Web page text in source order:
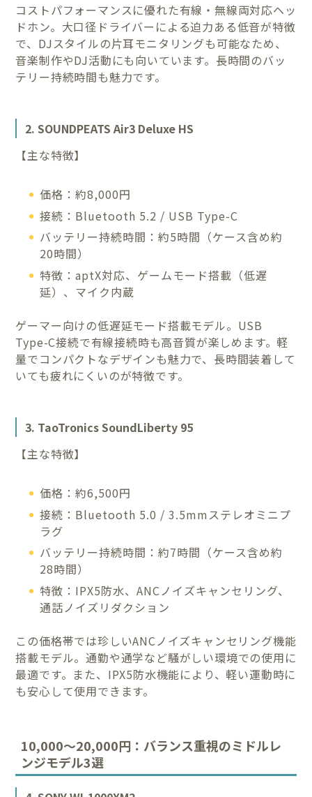
コストパフォーマンスに優れた有線・無線両対応ヘッ
ドホン。大口径ドライバーによる迫力ある低音が特徴
で、DJスタイルの片耳モニタリングも可能なため、
音楽制作やDJ活動にも向いています。長時間のバッ
テリー持続時間も魅力です。
2. SOUNDPEATS Air3 Deluxe HS
【主な特徴】
価格：約8,000円
接続：Bluetooth 5.2 / USB Type-C
バッテリー持続時間：約5時間（ケース含め約
20時間）
特徴：aptX対応、ゲームモード搭載（低遅
延）、マイク内蔵
ゲーマー向けの低遅延モード搭載モデル。USB
Type-C接続で有線接続時も高音質が楽しめます。軽
量でコンパクトなデザインも魅力で、長時間装着して
いても疲れにくいのが特徴です。
3. TaoTronics SoundLiberty 95
【主な特徴】
価格：約6,500円
接続：Bluetooth 5.0 / 3.5mmステレオミニプ
ラグ
バッテリー持続時間：約7時間（ケース含め約
28時間）
特徴：IPX5防水、ANCノイズキャンセリング、
通話ノイズリダクション
この価格帯では珍しいANCノイズキャンセリング機能
搭載モデル。通勤や通学など騒がしい環境での使用に
最適です。また、IPX5防水機能により、軽い運動時に
も安心して使用できます。
10,000〜20,000円：バランス重視のミドルレ
ンジモデル3選